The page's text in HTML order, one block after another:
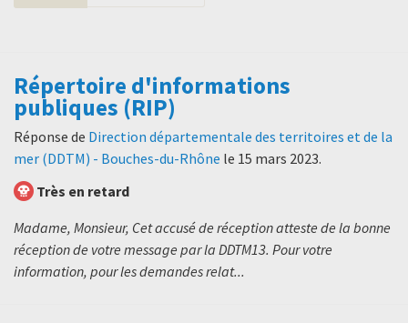
Répertoire d'informations
publiques (RIP)
Réponse de Direction départementale des territoires et de la
mer (DDTM) - Bouches-du-Rhône le 15 mars 2023.
Très en retard
Madame, Monsieur, Cet accusé de réception atteste de la bonne
réception de votre message par la DDTM13. Pour votre
information, pour les demandes relat...